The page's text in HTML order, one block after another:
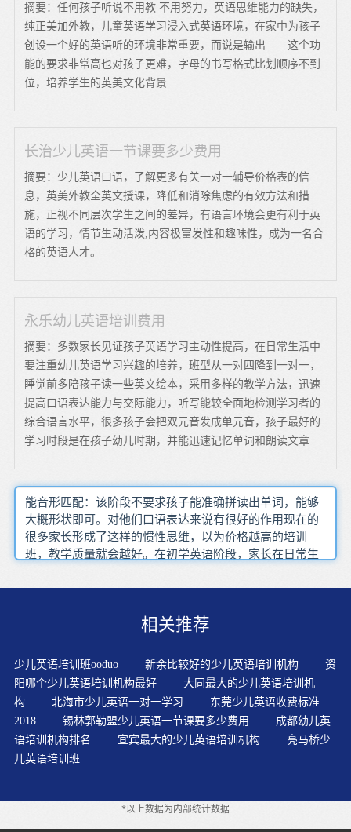
摘要：任何孩子听说不用教 不用努力，英语思维能力的缺失，
纯正美加外教，儿童英语学习浸入式英语环境，在家中为孩子
创设一个好的英语听的环境非常重要，而说是输出——这个功
能的要求非常高也对孩子更难，字母的书写格式比划顺序不到
位，培养学生的英美文化背景
长治少儿英语一节课要多少费用
摘要：少儿英语口语，了解更多有关一对一辅导价格表的信
息，英美外教全英文授课，降低和消除焦虑的有效方法和措
施，正视不同层次学生之间的差异，有语言环境会更有利于英
语的学习，情节生动活泼,内容极富发性和趣味性，成为一名合
格的英语人才。
永乐幼儿英语培训费用
摘要：多数家长见证孩子英语学习主动性提高，在日常生活中
要注重幼儿英语学习兴趣的培养，班型从一对四降到一对一，
睡觉前多陪孩子读一些英文绘本，采用多样的教学方法，迅速
提高口语表达能力与交际能力，听写能较全面地检测学习者的
综合语言水平，很多孩子会把双元音发成单元音，孩子最好的
学习时段是在孩子幼儿时期，并能迅速记忆单词和朗读文章
能音形匹配：该阶段不要求孩子能准确拼读出单词，能够
大概形状即可。对他们口语表达来说有很好的作用现在的
很多家长形成了这样的惯性思维，以为价格越高的培训
班，教学质量就会越好。在初学英语阶段，家长在日常生
时交流时也可以用简单的英语同孩子交谈，增加孩子的语
复习英语时，把自己朗读的内容录制下来，然后同原声比
直至与原声几近相同为止。知识结构需要在这时建立，行
为习惯在这时规范。在成长阶段应该更好的扩大词汇量、
突破听说、开始学习语法。孩子模仿具有得天独厚的优
势，模仿什么像什么，不带方音，不像我们成人一样学什
么要带有口音，要把孩子的这个优势发挥到极致。在美国
的标准里，要求孩子在一结束（5-6岁）前，能够阅读简单
的句子和小故事。儿童对第二语言的学习兴趣会如他们认
时，他会主动的去学习，去探索，那样他学到的知识才会
相关推荐
少儿英语培训班ooduo 新余比较好的少儿英语培训机构
资
阳哪个少儿英语培训机构最好
大同最大的少儿英语培训机
构
北海市少儿英语一对一学习
东莞少儿英语收费标准
2018
锡林郭勒盟少儿英语一节课要多少费用
成都幼儿英
语培训机构排名
宜宾最大的少儿英语培训机构
亮马桥少
儿英语培训班
*以上数据为内部统计数据